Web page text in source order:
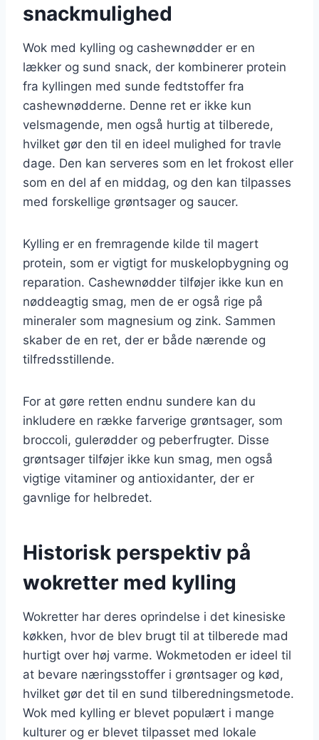
snackmulighed
Wok med kylling og cashewnødder er en
lækker og sund snack, der kombinerer protein
fra kyllingen med sunde fedtstoffer fra
cashewnødderne. Denne ret er ikke kun
velsmagende, men også hurtig at tilberede,
hvilket gør den til en ideel mulighed for travle
dage. Den kan serveres som en let frokost eller
som en del af en middag, og den kan tilpasses
med forskellige grøntsager og saucer.
Kylling er en fremragende kilde til magert
protein, som er vigtigt for muskelopbygning og
reparation. Cashewnødder tilføjer ikke kun en
nøddeagtig smag, men de er også rige på
mineraler som magnesium og zink. Sammen
skaber de en ret, der er både nærende og
tilfredsstillende.
For at gøre retten endnu sundere kan du
inkludere en række farverige grøntsager, som
broccoli, gulerødder og peberfrugter. Disse
grøntsager tilføjer ikke kun smag, men også
vigtige vitaminer og antioxidanter, der er
gavnlige for helbredet.
Historisk perspektiv på
wokretter med kylling
Wokretter har deres oprindelse i det kinesiske
køkken, hvor de blev brugt til at tilberede mad
hurtigt over høj varme. Wokmetoden er ideel til
at bevare næringsstoffer i grøntsager og kød,
hvilket gør det til en sund tilberedningsmetode.
Wok med kylling er blevet populært i mange
kulturer og er blevet tilpasset med lokale